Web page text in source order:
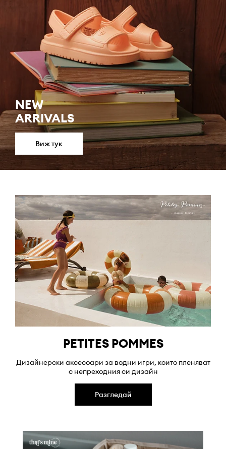
NEW
ARRIVALS
Виж тук
PETITES POMMES
Дизайнерски аксесоари за водни игри, които пленяват
с непреходния си дизайн
Разгледай